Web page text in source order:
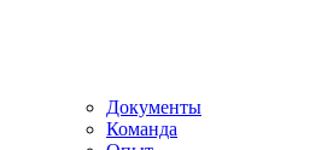
Документы
Команда